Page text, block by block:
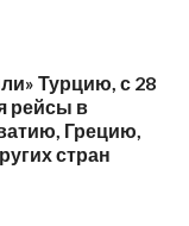
Турцию, с 28
рейсы в
Грецию,
стран